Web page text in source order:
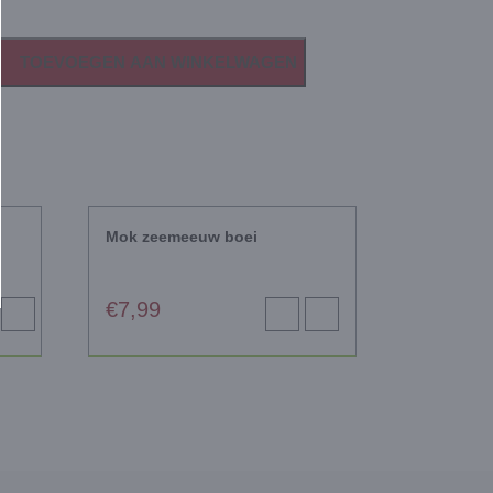
TOEVOEGEN AAN WINKELWAGEN
selecteren
Mok zeemeeuw boei
€7,99
product
aan